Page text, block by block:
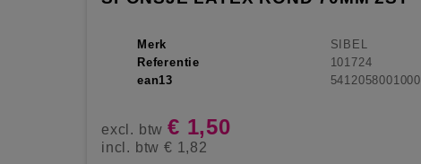
Merk
SIBEL
Referentie
101724
ean13
5412058001000
excl. btw€ 1,50
incl. btw€ 1,82